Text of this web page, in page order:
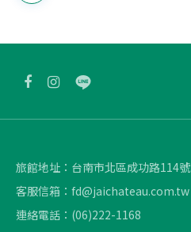
旅館地址： 台南市北區成功路114號
客服信箱： fd@jaichateau.com.tw
連絡電話： (06)222-1168